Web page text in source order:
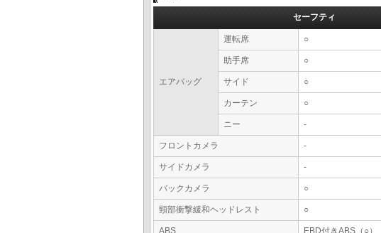
セーフティ
エアバッグ
運転席 ○
助手席 ○
サイド ○
カーテン ○
ニー -
フロントカメラ -
サイドカメラ -
バックカメラ ○
頸部衝撃緩和ヘッドレスト ○
ABS EBD付きABS（○）